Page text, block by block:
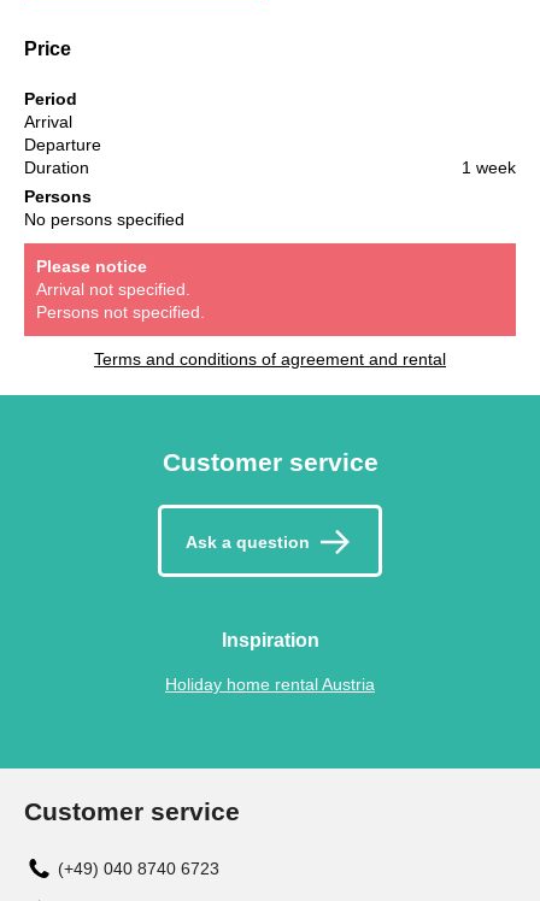
Price
Period
Arrival
Departure
Duration
1 week
Persons
No persons specified
Please notice
Arrival not specified.
Persons not specified.
Terms and conditions of agreement and rental
Customer service
Ask a question
Inspiration
Holiday home rental Austria
Customer service
(+49) 040 8740 6723